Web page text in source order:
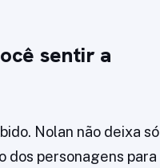
sentir a
Nolan não deixa só
dos personagens para